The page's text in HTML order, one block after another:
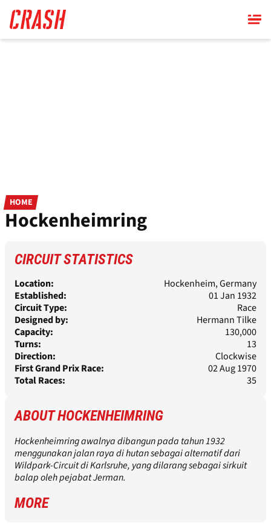
main
content
HOME
Hockenheimring
CIRCUIT STATISTICS
Location:
Hockenheim, Germany
Established:
01 Jan 1932
Circuit Type:
Race
Designed by:
Hermann Tilke
Capacity:
130,000
Turns:
13
Direction:
Clockwise
First Grand Prix Race:
02 Aug 1970
Total Races:
35
ABOUTHOCKENHEIMRING
Hockenheimring awalnya dibangun pada tahun 1932
menggunakan jalan raya di hutan sebagai alternatif dari
Wildpark-Circuit di Karlsruhe, yang dilarang sebagai sirkuit
balap oleh pejabat Jerman.
MORE